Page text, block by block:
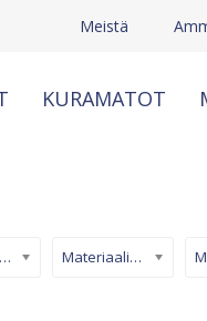
Meistä
KURAMATOT
Kuosi tai pinta Materiaali/ tuotetyyppi